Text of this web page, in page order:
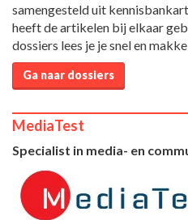
samengesteld uit
heeft de artikelen bij elkaar
dossiers lees je je snel en
Ga naar dossiers
MediaTest
Specialist in media- en